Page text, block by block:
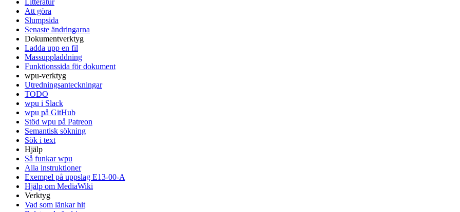
Litteratur
Att göra
Slumpsida
Senaste ändringarna
Dokumentverktyg
Ladda upp en fil
Massuppladdning
Funktionssida för dokument
wpu-verktyg
Utredningsanteckningar
TODO
wpu i Slack
wpu på GitHub
Stöd wpu på Patreon
Semantisk sökning
Sök i text
Hjälp
Så funkar wpu
Alla instruktioner
Exempel på uppslag E13-00-A
Hjälp om MediaWiki
Verktyg
Vad som länkar hit